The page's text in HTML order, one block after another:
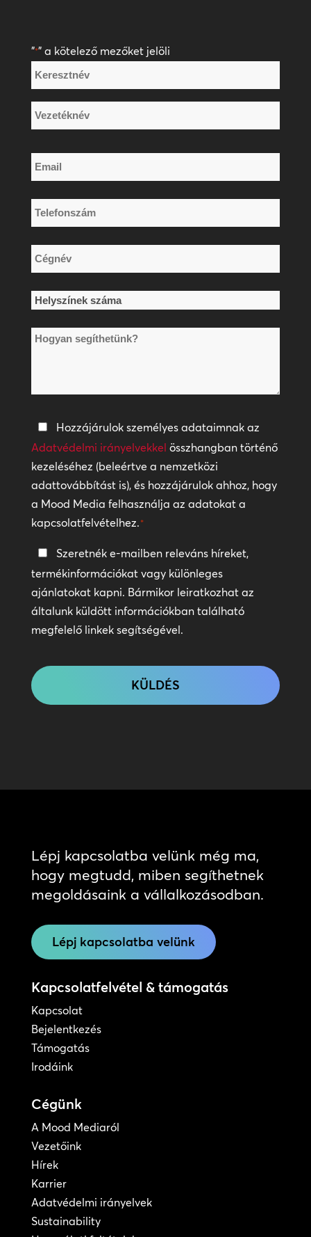
"*" a kötelező mezőket jelöli
Név
*
Keresztnév
Email
*
Telefonszám
*
Cégnév
*
Helyszínek
*Hogyan
Adatvédelmi
irányelvek
*
Hozzájárulok személyes adataimnak az
Adatvédelmi irányelvekkel összhangban történő
kezeléséhez (beleértve a nemzetközi
adattovábbítást is), és hozzájárulok ahhoz, hogy
a Mood Media felhasználja az adatokat a
kapcsolatfelvételhez.*
Tartsa
a
kapcsolatot
Szeretnék e-mailben releváns híreket,
termékinformációkat vagy különleges
ajánlatokat kapni. Bármikor leiratkozhat az
általunk küldött információkban található
megfelelő linkek segítségével.
Lépj kapcsolatba velünk még ma,
hogy megtudd, miben segíthetnek
megoldásaink a vállalkozásodban.
Lépj kapcsolatba velünk
Kapcsolatfelvétel & támogatás
Kapcsolat
Bejelentkezés
Támogatás
Irodáink
Cégünk
A Mood Mediaról
Vezetőink
Hírek
Karrier
Adatvédelmi irányelvek
Sustainability